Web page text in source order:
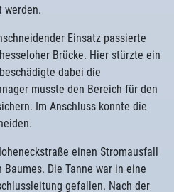
werden.
Einsatz passierte
Brücke. Hier stürzte ein
dabei die
musste den Bereich für den
Im Anschluss konnte die
einen Stromausfall
Die Tanne war in eine
gefallen. Nach der